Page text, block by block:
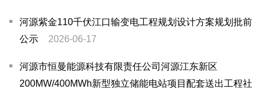
河源紫金110千伏江口输变电工程规划设计方案规划批前
公示
2026-06-17
河源市恒曼能源科技有限责任公司河源江东新区
200MW/400MWh新型独立储能电站项目配套送出工程社